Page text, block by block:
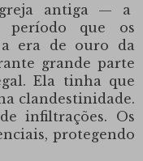
antiga — a
que os
era de ouro da
grande parte
Ela tinha que
clandestinidade.
infiltrações. Os
protegendo